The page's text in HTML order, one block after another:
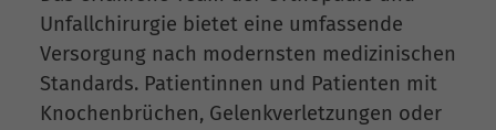
Unfallchirurgie bietet eine umfassende
Versorgung nach modernsten medizinischen
Standards. Patientinnen und Patienten mit
Knochenbrüchen, Gelenkverletzungen oder